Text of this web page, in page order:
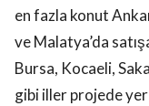
en fazla konut
ve Malatya’da
Bursa, Kocaeli,
gibi iller projede